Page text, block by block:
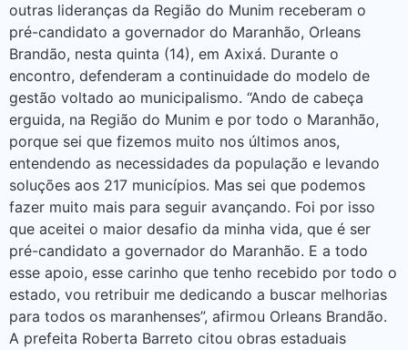
outras lideranças da Região do Munim receberam o
pré-candidato a governador do Maranhão, Orleans
Brandão, nesta quinta (14), em Axixá. Durante o
encontro, defenderam a continuidade do modelo de
gestão voltado ao municipalismo. “Ando de cabeça
erguida, na Região do Munim e por todo o Maranhão,
porque sei que fizemos muito nos últimos anos,
entendendo as necessidades da população e levando
soluções aos 217 municípios. Mas sei que podemos
fazer muito mais para seguir avançando. Foi por isso
que aceitei o maior desafio da minha vida, que é ser
pré-candidato a governador do Maranhão. E a todo
esse apoio, esse carinho que tenho recebido por todo o
estado, vou retribuir me dedicando a buscar melhorias
para todos os maranhenses”, afirmou Orleans Brandão.
A prefeita Roberta Barreto citou obras estaduais